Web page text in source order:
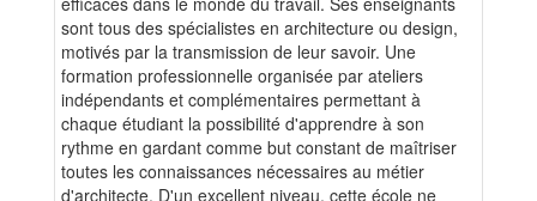
sont tous des spécialistes en architecture ou design,
motivés par la transmission de leur savoir. Une
formation professionnelle organisée par ateliers
indépendants et complémentaires permettant à
chaque étudiant la possibilité d'apprendre à son
rythme en gardant comme but constant de maîtriser
toutes les connaissances nécessaires au métier
d'architecte. D'un excellent niveau, cette école ne